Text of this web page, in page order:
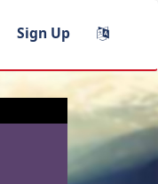
Sign Up